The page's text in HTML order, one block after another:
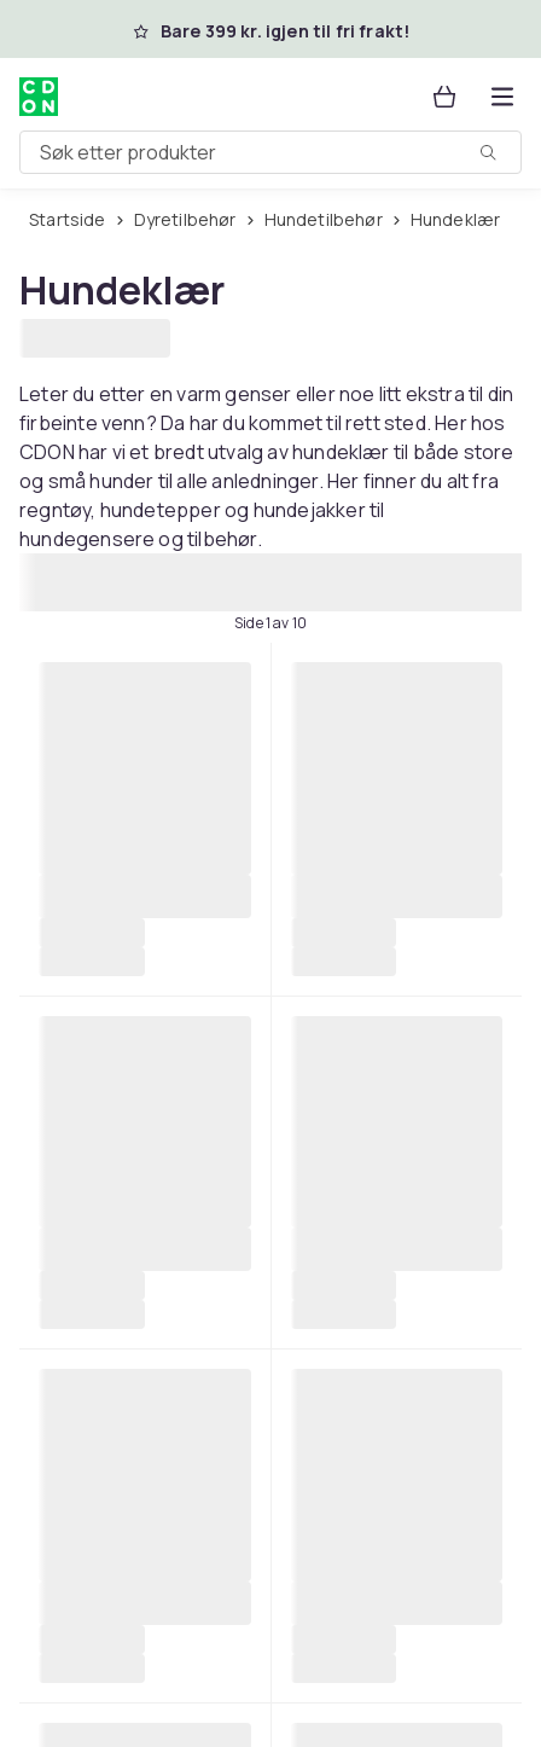
Hopp til hovedinnholdBare 399 kr. igjen til fri frakt!
Søk etter produkter
Startside Dyretilbehør Hundetilbehør Hundeklær
Hundeklær
Leter du etter en varm genser eller noe litt ekstra til din
firbeinte venn? Da har du kommet til rett sted. Her hos
CDON har vi et bredt utvalg av hundeklær til både store
og små hunder til alle anledninger. Her finner du alt fra
regntøy, hundetepper og hundejakker til
hundegensere og tilbehør.
Side 1 av 10